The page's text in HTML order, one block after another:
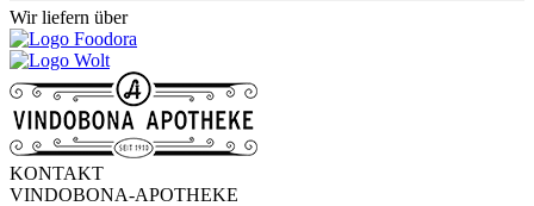
Wir liefern über
KONTAKT
VINDOBONA-APOTHEKE